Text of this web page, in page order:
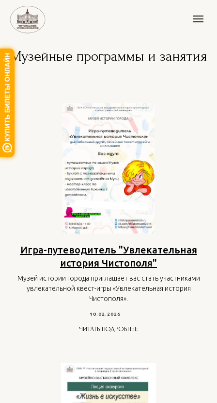
Музейные программы и занятия
Игра-путеводитель "Увлекательная
история Чистополя"
Музей истории города приглашает вас стать участниками
увлекательной квест-игры «Увлекательная история
Чистополя».
10.02.2026
ЧИТАТЬ ПОДРОБНЕЕ